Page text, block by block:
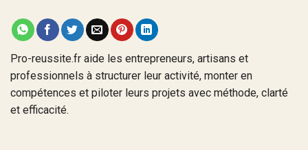
Pro-reussite.fr aide les entrepreneurs, artisans et
professionnels à structurer leur activité, monter en
compétences et piloter leurs projets avec méthode, clarté
et efficacité.